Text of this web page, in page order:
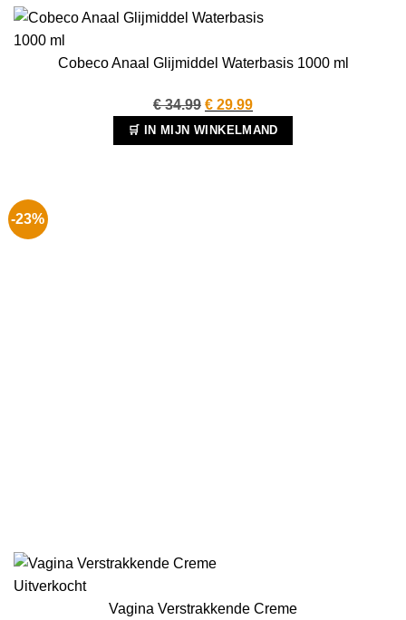
Cobeco Anaal Glijmiddel Waterbasis 1000 ml
€34.99 Oorspronkelijke
prijs
was:
€ 29.99Huidige
prijs
is:
🛒 IN MIJN WINKELMAND
-23%
Uitverkocht
Vagina Verstrakkende Creme